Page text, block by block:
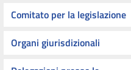
Comitato per la legislazione
Organi giurisdizionali